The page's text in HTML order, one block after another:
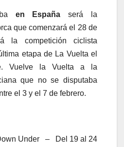
en España será la
que comenzará el 28 de
la competición ciclista
etapa de La Vuelta el
Vuelve la Vuelta a la
que no se disputaba
el 3 y el 7 de febrero.
Under – Del 19 al 24